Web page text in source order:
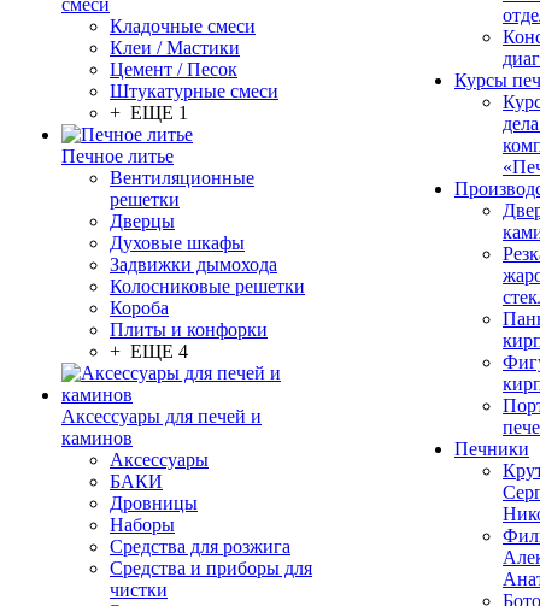
смеси
Кладочные смеси
Клеи / Мастики
Цемент / Песок
Штукатурные смеси
+ ЕЩЕ 1
Печное литье
Вентиляционные
решетки
Дверцы
Духовые шкафы
Задвижки дымохода
Колосниковые решетки
Короба
Плиты и конфорки
+ ЕЩЕ 4
Аксессуары для печей и
каминов
Аксессуары
БАКИ
Дровницы
Наборы
Средства для розжига
Средства и приборы для
чистки
Курсы
Печники